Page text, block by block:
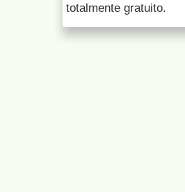
totalmente gratuito.